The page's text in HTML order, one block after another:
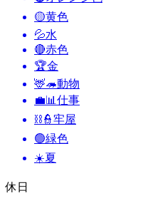
🟡黄色
💦水
🔴赤色
🏆金
🦌🦔動物
💼📊 仕事
⛓️👮牢屋
🟢緑色
☀️夏
休日